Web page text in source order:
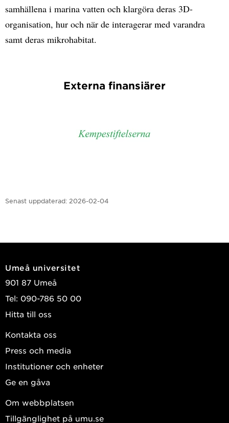
samhällena i marina vatten och klargöra deras 3D-
organisation, hur och när de interagerar med varandra
samt deras mikrohabitat.
Externa finansiärer
Senast uppdaterad: 2026-02-04
Umeå universitet
901 87 Umeå
Tel: 090-786 50 00
Hitta till oss
Kontakta oss
Press och media
Institutioner och enheter
Ge en gåva
Om webbplatsen
Tillgänglighet på umu.se